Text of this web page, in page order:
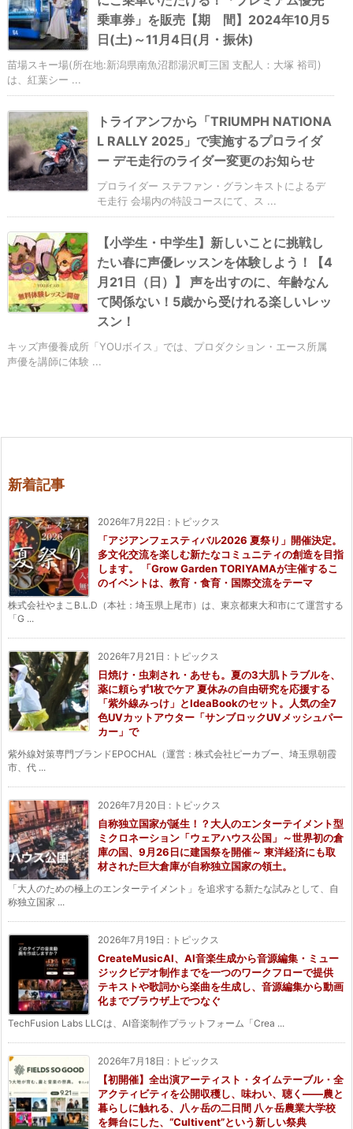
乗車券」を販売【期 間】2024年10月5
日(土)～11月4日(月・振休)
苗場スキー場(所在地:新潟県南魚沼郡湯沢町三国 支配人：大塚 裕司)
は、紅葉シー ...
トライアンフから「TRIUMPH NATIONA
L RALLY 2025」で実施するプロライダ
ー デモ走行のライダー変更のお知らせ
プロライダー ステファン・グランキストによるデ
モ走行 会場内の特設コースにて、ス ...
【小学生・中学生】新しいことに挑戦し
たい春に声優レッスンを体験しよう！【4
月21日（日）】 声を出すのに、年齢なん
て関係ない！5歳から受けれる楽しいレッ
スン！
キッズ声優養成所「YOUボイス」では、プロダクション・エース所属
声優を講師に体験 ...
新着記事
2026年7月22日 : トピックス
「アジアンフェスティバル2026 夏祭り」開催決定。
多文化交流を楽しむ新たなコミュニティの創造を目指
します。 「Grow Garden TORIYAMAが主催するこ
のイベントは、教育・食育・国際交流をテーマ
株式会社やまこB.L.D（本社：埼玉県上尾市）は、東京都東大和市にて運営する
「G ...
2026年7月21日 : トピックス
日焼け・虫刺され・あせも。夏の3大肌トラブルを、
薬に頼らず1枚でケア 夏休みの自由研究を応援する
「紫外線みっけ」とIdeaBookのセット。人気の全7
色UVカットアウター「サンブロックUVメッシュパー
カー」で
紫外線対策専門ブランドEPOCHAL（運営：株式会社ピーカブー、埼玉県朝霞
市、代 ...
2026年7月20日 : トピックス
自称独立国家が誕生！？大人のエンターテイメント型
ミクロネーション「ウェアハウス公国」～世界初の倉
庫の国、9月26日に建国祭を開催～ 東洋経済にも取
材された巨大倉庫が自称独立国家の領土。
「大人のための極上のエンターテイメント」を追求する新たな試みとして、自
称独立国家 ...
2026年7月19日 : トピックス
CreateMusicAI、AI音楽生成から音源編集・ミュー
ジックビデオ制作までを一つのワークフローで提供
テキストや歌詞から楽曲を生成し、音源編集から動画
化までブラウザ上でつなぐ
TechFusion Labs LLCは、AI音楽制作プラットフォーム「Crea ...
2026年7月18日 : トピックス
【初開催】全出演アーティスト・タイムテーブル・全
アクティビティを公開収穫し、味わい、聴く——農と
暮らしに触れる、八ヶ岳の二日間 八ヶ岳農業大学校
を舞台にした、“Cultivent”という新しい祭典